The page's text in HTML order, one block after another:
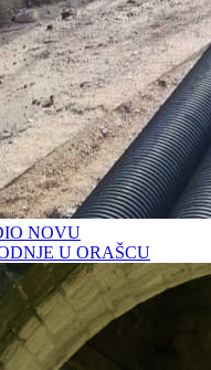
NOVU
U ORAŠCU